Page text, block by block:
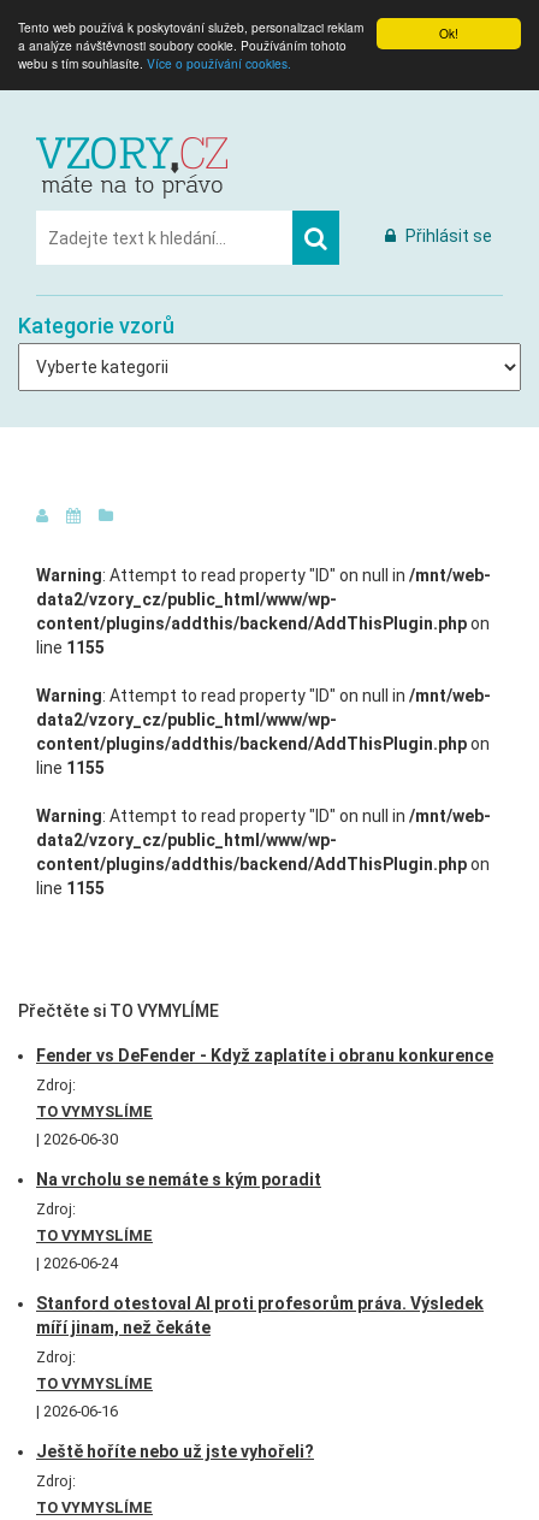
Ok!
Tento web používá k poskytování služeb, personalizaci reklam
a analýze návštěvnosti soubory cookie. Používáním tohoto
webu s tím souhlasíte. Více o používání cookies.
Přihlásit se
Kategorie vzorů
Warning: Attempt to read property "ID" on null in /mnt/web-
data2/vzory_cz/public_html/www/wp-
content/plugins/addthis/backend/AddThisPlugin.phpon
line 1155
Warning: Attempt to read property "ID" on null in /mnt/web-
data2/vzory_cz/public_html/www/wp-
content/plugins/addthis/backend/AddThisPlugin.phpon
line 1155
Warning: Attempt to read property "ID" on null in /mnt/web-
data2/vzory_cz/public_html/www/wp-
content/plugins/addthis/backend/AddThisPlugin.phpon
line 1155
Přečtěte si TO VYMYLÍME
Fender vs DeFender - Když zaplatíte i obranu konkurence
Zdroj:
TO VYMYSLÍME
2026-06-30
Na vrcholu se nemáte s kým poradit
Zdroj:
TO VYMYSLÍME
2026-06-24
Stanford otestoval AI proti profesorům práva. Výsledek
míří jinam, než čekáte
Zdroj:
TO VYMYSLÍME
2026-06-16
Ještě hoříte nebo už jste vyhořeli?
Zdroj:
TO VYMYSLÍME